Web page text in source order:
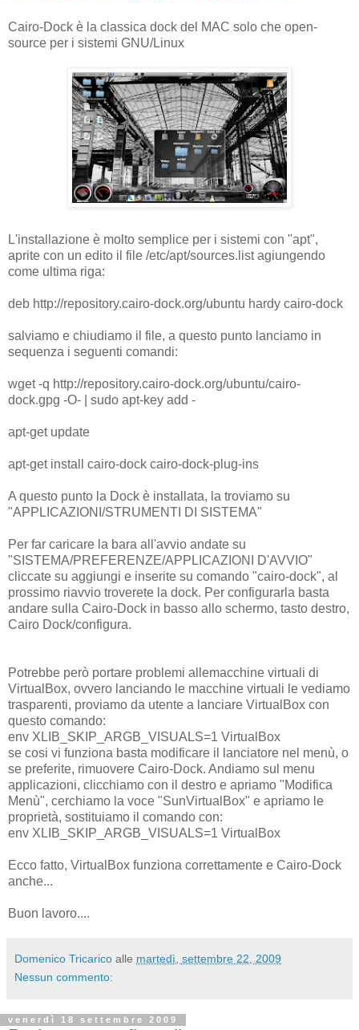
Cairo-Dock è la classica dock del MAC solo che open-
source per i sistemi GNU/Linux
L'installazione è molto semplice per i sistemi con "apt",
aprite con un edito il file /etc/apt/sources.list agiungendo
come ultima riga:
deb http://repository.cairo-dock.org/ubuntu hardy cairo-dock
salviamo e chiudiamo il file, a questo punto lanciamo in
sequenza i seguenti comandi:
wget -q http://repository.cairo-dock.org/ubuntu/cairo-
dock.gpg -O- | sudo apt-key add -
apt-get update
apt-get install cairo-dock cairo-dock-plug-ins
A questo punto la Dock è installata, la troviamo su
"APPLICAZIONI/STRUMENTI DI SISTEMA"
Per far caricare la bara all'avvio andate su
"SISTEMA/PREFERENZE/APPLICAZIONI D'AVVIO"
cliccate su aggiungi e inserite su comando "cairo-dock", al
prossimo riavvio troverete la dock. Per configurarla basta
andare sulla Cairo-Dock in basso allo schermo, tasto destro,
Cairo Dock/configura.
Potrebbe però portare problemi allemacchine virtuali di
VirtualBox, ovvero lanciando le macchine virtuali le vediamo
trasparenti, proviamo da utente a lanciare VirtualBox con
questo comando:
env XLIB_SKIP_ARGB_VISUALS=1 VirtualBox
se cosi vi funziona basta modificare il lanciatore nel menù, o
se preferite, rimuovere Cairo-Dock. Andiamo sul menu
applicazioni, clicchiamo con il destro e apriamo "Modifica
Menù", cerchiamo la voce "SunVirtualBox" e apriamo le
proprietà, sostituiamo il comando con:
env XLIB_SKIP_ARGB_VISUALS=1 VirtualBox
Ecco fatto, VirtualBox funziona correttamente e Cairo-Dock
anche...
Buon lavoro....
Domenico Tricarico alle martedì, settembre 22, 2009
Nessun commento:
venerdì 18 settembre 2009